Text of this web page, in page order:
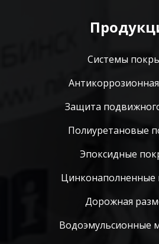
Системы
Защита
Полиуретановые
Эпоксидные
Цинконаполненные
Дорожная
Водоэмульсионные